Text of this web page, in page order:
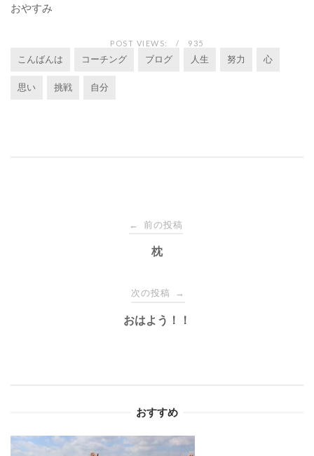
おやすみ
POST VIEWS: 935
こんばんは コーチング ブログ 人生 努力 心
思い 挑戦 自分
シ
← 前の投稿
枕
次の投稿 →
おはよう！！
おすすめ